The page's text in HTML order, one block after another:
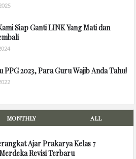
Siap Ganti LINK Yang Mati dan
2023, Para Guru Wajib Anda Tahu!
MONTHLY ALL
Ajar Prakarya Kelas 7
Revisi Terbaru